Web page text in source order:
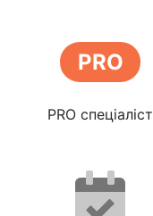
PRO
PRO спеціаліст